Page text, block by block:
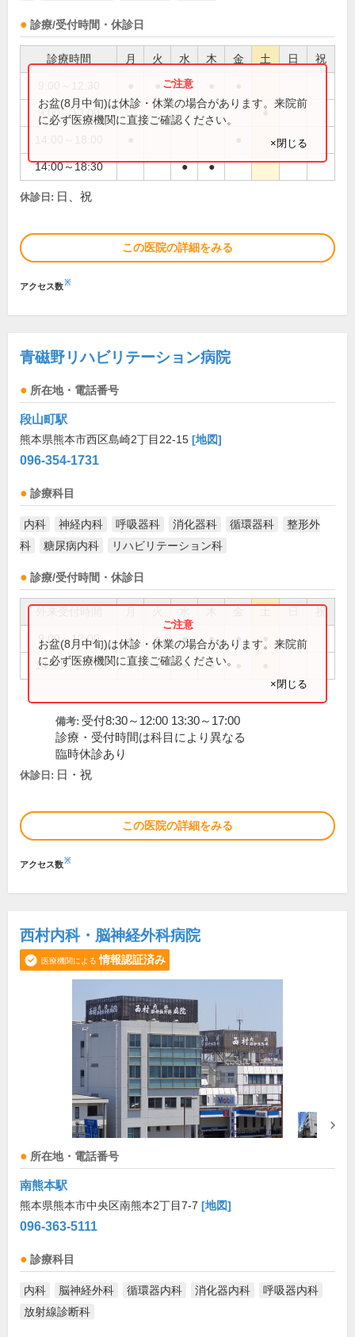
診療/受付時間・休診日
診療時間 月 火 水 木 金 土 日 祝
●
9:00～13:00 ●
14:00～18:30 ● ●
お盆(8月中旬)は休診・休業の場合があります。来院前
に必ず医療機関に直接ご確認ください。
×閉じる
休診日: 日、祝
この医院の詳細をみる
アクセス数※
青磁野リハビリテーション病院
所在地・電話番号
段山町駅
熊本県熊本市西区島崎2丁目22-15 [地図]
096-354-1731
診療科目
内科 神経内科 呼吸器科 消化器科 循環器科
整形外
科
糖尿病内科 リハビリテーション科
診療/受付時間・休診日
祝
9:00～12:00 ● ● ● ● ●
14:00～17:00 ● ● ● ●
お盆(8月中旬)は休診・休業の場合があります。来院前
に必ず医療機関に直接ご確認ください。
×閉じる
備考: 受付8:30～12:00 13:30～17:00
診療・受付時間は科目により異なる
臨時休診あり
休診日: 日・祝
この医院の詳細をみる
アクセス数※
西村内科・脳神経外科病院
医療機関による 情報認証済み
所在地・電話番号
南熊本駅
熊本県熊本市中央区南熊本2丁目7-7 [地図]
096-363-5111
診療科目
内科 脳神経外科 循環器内科 消化器内科
呼吸器内科
放射線診断科